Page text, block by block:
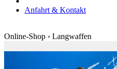
Anfahrt & Kontakt
Online-Shop › Langwaffen